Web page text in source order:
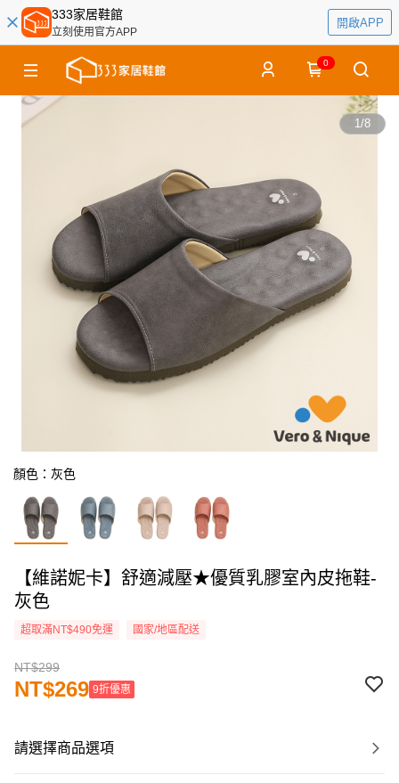
333家居鞋館
立刻使用官方APP
開啟APP
0
1/8
顏色：灰色
【維諾妮卡】舒適減壓★優質乳膠室內皮拖鞋-
灰色
超取滿NT$490免運 國家/地區配送
NT$299
NT$269 9折優惠
請選擇商品選項